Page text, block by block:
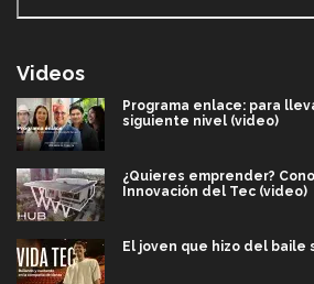
Videos
Programa enlace: para
siguiente nivel (video)
¿Quieres emprender?
Innovación del Tec (video)
El joven que hizo del baile